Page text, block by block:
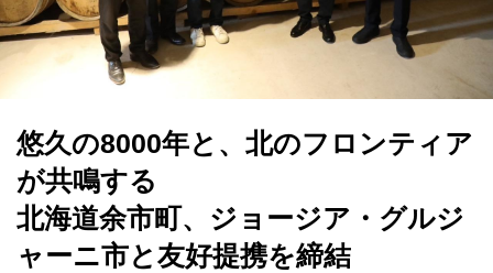
悠久の8000年と、北のフロンティア
が共鳴する
北海道余市町、ジョージア・グルジ
ャーニ市と友好提携を締結